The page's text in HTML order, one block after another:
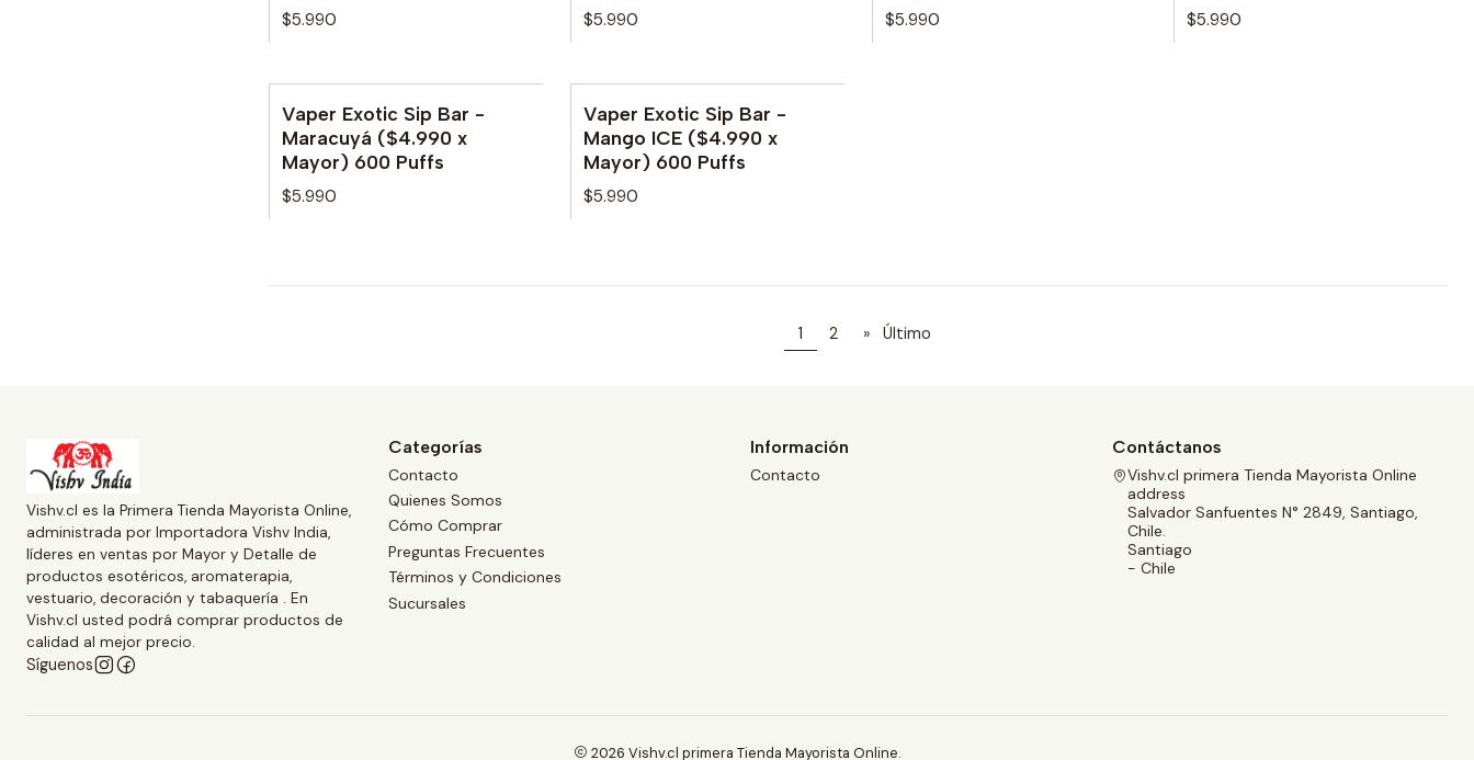
$5.990 $5.990 $5.990 $5.990
Vaper Exotic Sip Bar -
Maracuyá ($4.990 x
Mayor) 600 Puffs
$5.990
Vaper Exotic Sip Bar -
Mango ICE ($4.990 x
Mayor) 600 Puffs
$5.990
1 2 » Último
Vishv.cl es la Primera Tienda Mayorista Online,
administrada por Importadora Vishv India,
líderes en ventas por Mayor y Detalle de
productos esotéricos, aromaterapia,
vestuario, decoración y tabaquería . En
Vishv.cl usted podrá comprar productos de
calidad al mejor precio.
Síguenos
Categorías
Contacto
Quienes Somos
Cómo Comprar
Preguntas Frecuentes
Términos y Condiciones
Sucursales
Información
Contacto
Contáctanos
Vishv.cl primera Tienda Mayorista Online
address
Salvador Sanfuentes N° 2849, Santiago,
Chile.
Santiago
- Chile
2026 Vishv.cl primera Tienda Mayorista Online.